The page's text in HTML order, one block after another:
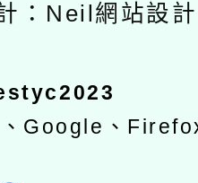
：Neil網站設
Google、